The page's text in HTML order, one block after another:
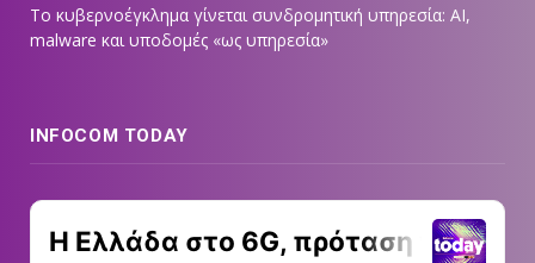
Το κυβερνοέγκλημα γίνεται συνδρομητική υπηρεσία: AI,
malware και υποδομές «ως υπηρεσία»
INFOCOM TODAY